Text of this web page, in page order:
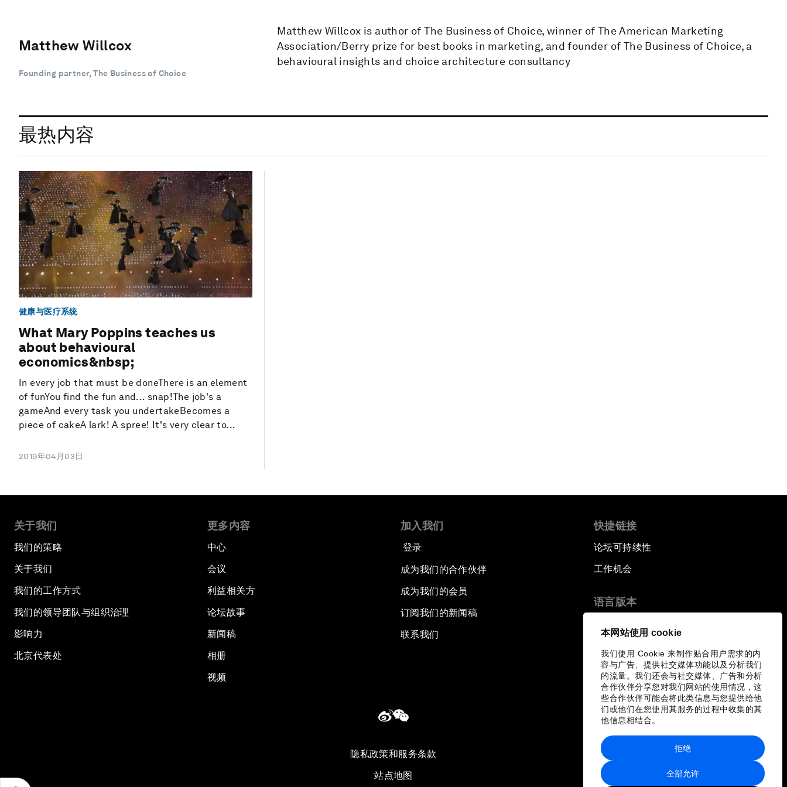
本网站使用 cookie
我们使用 Cookie 来制作贴合用户需求的内
容与广告、提供社交媒体功能以及分析我们
的流量。我们还会与社交媒体、广告和分析
合作伙伴分享您对我们网站的使用情况，这
些合作伙伴可能会将此类信息与您提供给他
们或他们在您使用其服务的过程中收集的其
他信息相结合。
全部允许
拒绝
Matthew Willcox
Founding partner, The Business of Choice
Matthew Willcox is author of The Business of Choice, winner of The American Marketing
Association/Berry prize for best books in marketing, and founder of The Business of Choice, a
behavioural insights and choice architecture consultancy
最热内容
健康与医疗系统
What Mary Poppins teaches us
about behavioural
economics&nbsp;
In every job that must be doneThere is an element
of funYou find the fun and... snap!The job's a
gameAnd every task you undertakeBecomes a
piece of cakeA lark! A spree! It's very clear to...
2019年04月03日
关于我们
我们的策略
关于我们
我们的工作方式
我们的领导团队与组织治理
影响力
北京代表处
更多内容
中心
会议
利益相关方
论坛故事
新闻稿
相册
视频
加入我们
登录
成为我们的合作伙伴
成为我们的会员
订阅我们的新闻稿
联系我们
快捷链接
论坛可持续性
工作机会
语言版本
隐私政策和服务条款
站点地图